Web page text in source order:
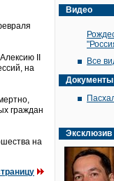
II
на
граждан
на
Видео
Все
Документы
Эксклюзив